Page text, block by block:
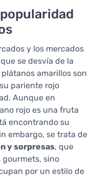
y los mercados
se desvía de la
amarillos son
pariente rojo
Aunque en
rojo es una fruta
encontrando su
embargo, se trata de
y sorpresas, que
gourmets, sino
por un estilo de